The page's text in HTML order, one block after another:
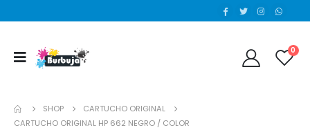
0
SHOP
CARTUCHO ORIGINAL
CARTUCHO ORIGINAL HP 662 NEGRO / COLOR